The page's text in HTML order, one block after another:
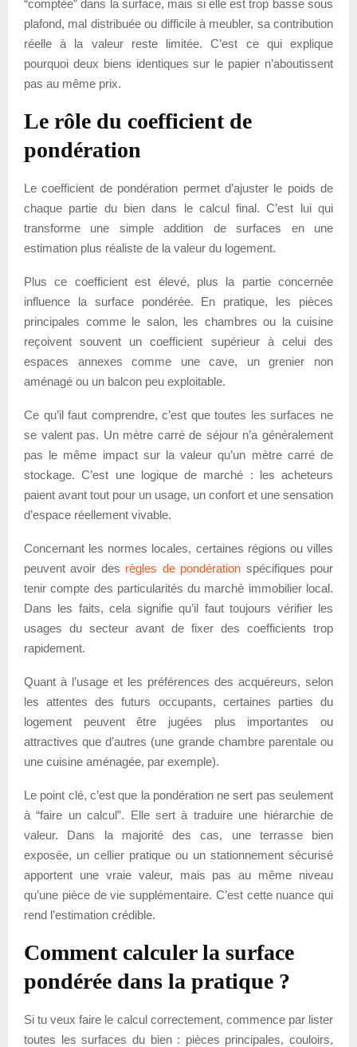
“comptée” dans la surface, mais si elle est trop basse sous
plafond, mal distribuée ou difficile à meubler, sa contribution
réelle à la valeur reste limitée. C’est ce qui explique
pourquoi deux biens identiques sur le papier n’aboutissent
pas au même prix.
Le rôle du coefficient de
pondération
Le coefficient de pondération permet d’ajuster le poids de
chaque partie du bien dans le calcul final. C’est lui qui
transforme une simple addition de surfaces en une
estimation plus réaliste de la valeur du logement.
Plus ce coefficient est élevé, plus la partie concernée
influence la surface pondérée. En pratique, les pièces
principales comme le salon, les chambres ou la cuisine
reçoivent souvent un coefficient supérieur à celui des
espaces annexes comme une cave, un grenier non
aménagé ou un balcon peu exploitable.
Ce qu’il faut comprendre, c’est que toutes les surfaces ne
se valent pas. Un mètre carré de séjour n’a généralement
pas le même impact sur la valeur qu’un mètre carré de
stockage. C’est une logique de marché : les acheteurs
paient avant tout pour un usage, un confort et une sensation
d’espace réellement vivable.
Concernant les normes locales, certaines régions ou villes
peuvent avoir des règles de pondération spécifiques pour
tenir compte des particularités du marché immobilier local.
Dans les faits, cela signifie qu’il faut toujours vérifier les
usages du secteur avant de fixer des coefficients trop
rapidement.
Quant à l’usage et les préférences des acquéreurs, selon
les attentes des futurs occupants, certaines parties du
logement peuvent être jugées plus importantes ou
attractives que d’autres (une grande chambre parentale ou
une cuisine aménagée, par exemple).
Le point clé, c’est que la pondération ne sert pas seulement
à “faire un calcul”. Elle sert à traduire une hiérarchie de
valeur. Dans la majorité des cas, une terrasse bien
exposée, un cellier pratique ou un stationnement sécurisé
apportent une vraie valeur, mais pas au même niveau
qu’une pièce de vie supplémentaire. C’est cette nuance qui
rend l’estimation crédible.
Comment calculer la surface
pondérée dans la pratique ?
Si tu veux faire le calcul correctement, commence par lister
toutes les surfaces du bien : pièces principales, couloirs,